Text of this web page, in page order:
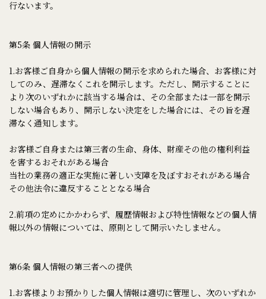
行ないます。
第5条 個人情報の開示
1.お客様ご自身から個人情報の開示を求められた場合、お客様に対
してのみ、遅滞なくこれを開示します。ただし、開示することに
より次のいずれかに該当する場合は、その全部または一部を開示
しない場合もあり、開示しない決定をした場合には、その旨を遅
滞なく通知します。
お客様ご自身または第三者の生命、身体、財産その他の権利利益
を害するおそれがある場合
当社の業務の適正な実施に著しい支障を及ぼすおそれがある場合
その他法令に違反することとなる場合
2.前項の定めにかかわらず、履歴情報および特性情報などの個人情
報以外の情報については、原則として開示いたしません。
第6条 個人情報の第三者への提供
1.お客様よりお預かりした個人情報は適切に管理し、次のいずれか